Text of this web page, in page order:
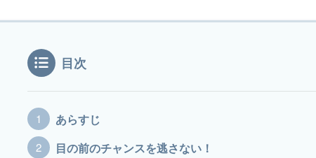
目次
あらすじ
目の前のチャンスを逃さない！